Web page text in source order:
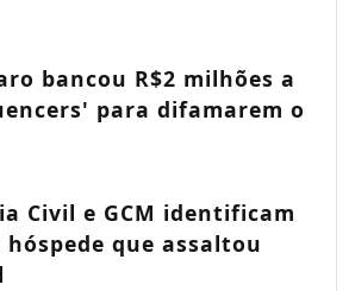
bancou R$2 milhões a
para difamarem o
Civil e GCM identificam
hóspede que assaltou